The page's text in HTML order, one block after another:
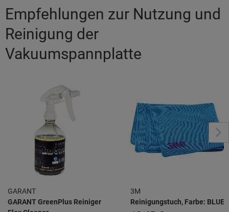
Empfehlungen zur Nutzung und
Reinigung der
Vakuumspannplatte
GARANT
GARANT GreenPlus Reiniger
3M
Reinigungstuch, Farbe: BLUE